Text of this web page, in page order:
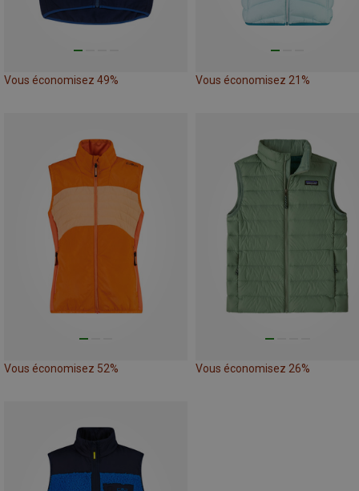
Vous économisez 49% Vous économisez 21%
Vous économisez 52% Vous économisez 26%